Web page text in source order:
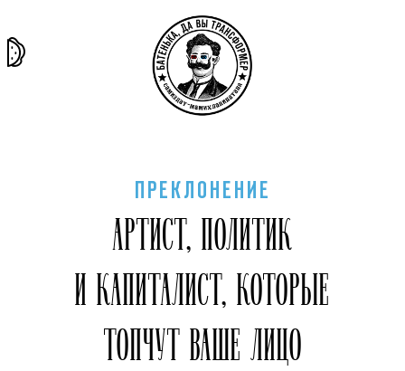
ПРЕКЛОНЕНИЕ
АРТИСТ, ПОЛИТИК
И КАПИТАЛИСТ, КОТОРЫЕ
ТОПЧУТ ВАШЕ ЛИЦО